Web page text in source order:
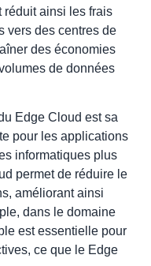
réduit ainsi les frais
vers des centres de
des économies
de données
Edge Cloud est sa
pour les applications
informatiques plus
permet de réduire le
améliorant ainsi
dans le domaine
est essentielle pour
ce que le Edge